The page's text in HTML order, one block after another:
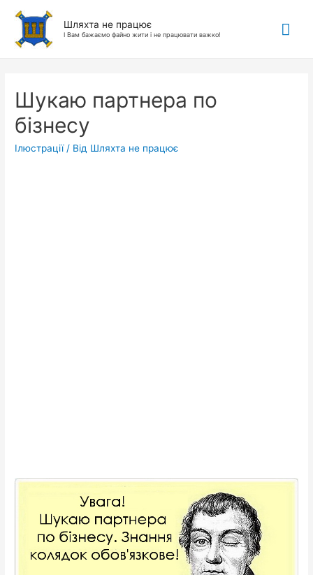
Шляхта не працює
І Вам бажаємо файно жити і не працювати важко!
Шукаю партнера по
бізнесу
Ілюстрації/ Від Шляхта не працює